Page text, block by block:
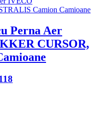
Perna Aer
CURSOR,